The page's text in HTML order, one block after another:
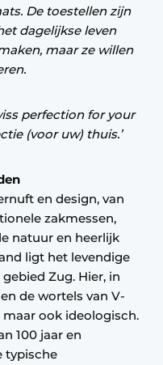
De toestellen zijn
dagelijkse leven
maar ze willen
perfection for your
(voor uw) thuis.’
en design, van
zakmessen,
natuur en heerlijk
ligt het levendige
Zug. Hier, in
de wortels van V-
ook ideologisch.
100 jaar en
typische